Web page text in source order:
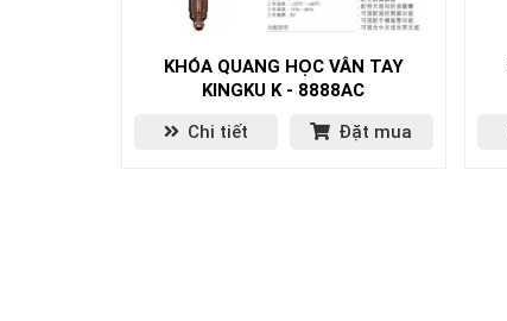
KHÓA QUANG HỌC VÂN TAY
KINGKU K - 8888AC
Chi tiết
Đặt mua